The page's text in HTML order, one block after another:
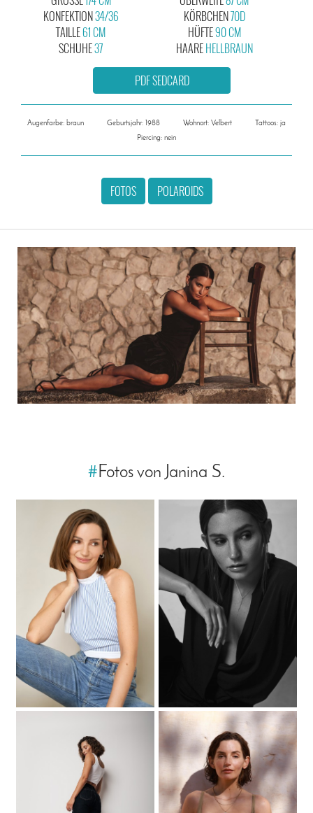
KONFEKTION34/36
KÖRBCHEN70D
TAILLE61 CM
SCHUHE37
HÜFTE90 CM
HAAREHELLBRAUN
PDF SEDCARD
Augenfarbe: braun Geburtsjahr: 1988 Wohnort: Velbert
Tattoos: ja
Piercing: nein
FOTOS POLAROIDS
#Fotos von Janina S.